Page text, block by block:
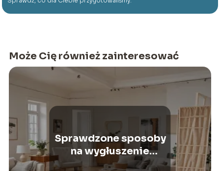
Może Cię również zainteresować
Sprawdzone sposoby
na wygłuszenie
pomieszczenia